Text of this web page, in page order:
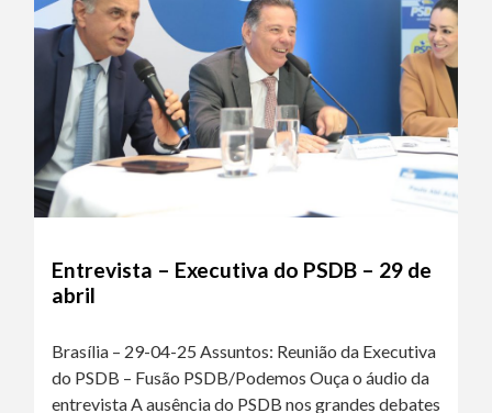
Entrevista – Executiva do PSDB – 29 de
abril
Brasília – 29-04-25 Assuntos: Reunião da Executiva
do PSDB – Fusão PSDB/Podemos Ouça o áudio da
entrevista A ausência do PSDB nos grandes debates